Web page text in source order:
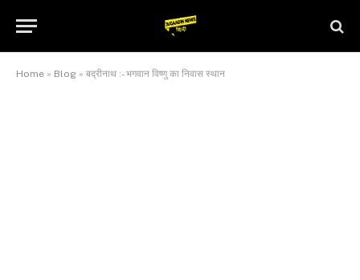
Home » Blog » बद्रीनाथ :- भगवान विष्णु का निवास स्थान